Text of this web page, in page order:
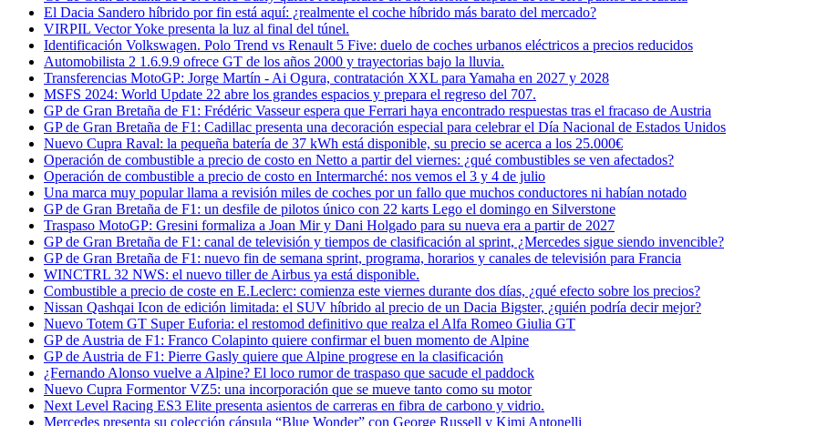
El Dacia Sandero híbrido por fin está aquí: ¿realmente el coche híbrido más barato del mercado?
VIRPIL Vector Yoke presenta la luz al final del túnel.
Identificación Volkswagen. Polo Trend vs Renault 5 Five: duelo de coches urbanos eléctricos a precios reducidos
Automobilista 2 1.6.9.9 ofrece GT de los años 2000 y trayectorias bajo la lluvia.
Transferencias MotoGP: Jorge Martín - Ai Ogura, contratación XXL para Yamaha en 2027 y 2028
MSFS 2024: World Update 22 abre los grandes espacios y prepara el regreso del 707.
GP de Gran Bretaña de F1: Frédéric Vasseur espera que Ferrari haya encontrado respuestas tras el fracaso de Austria
GP de Gran Bretaña de F1: Cadillac presenta una decoración especial para celebrar el Día Nacional de Estados Unidos
Nuevo Cupra Raval: la pequeña batería de 37 kWh está disponible, su precio se acerca a los 25.000€
Operación de combustible a precio de costo en Netto a partir del viernes: ¿qué combustibles se ven afectados?
Operación de combustible a precio de costo en Intermarché: nos vemos el 3 y 4 de julio
Una marca muy popular llama a revisión miles de coches por un fallo que muchos conductores ni habían notado
GP de Gran Bretaña de F1: un desfile de pilotos único con 22 karts Lego el domingo en Silverstone
Traspaso MotoGP: Gresini formaliza a Joan Mir y Dani Holgado para su nueva era a partir de 2027
GP de Gran Bretaña de F1: canal de televisión y tiempos de clasificación al sprint, ¿Mercedes sigue siendo invencible?
GP de Gran Bretaña de F1: nuevo fin de semana sprint, programa, horarios y canales de televisión para Francia
WINCTRL 32 NWS: el nuevo tiller de Airbus ya está disponible.
Combustible a precio de coste en E.Leclerc: comienza este viernes durante dos días, ¿qué efecto sobre los precios?
Nissan Qashqai Icon de edición limitada: el SUV híbrido al precio de un Dacia Bigster, ¿quién podría decir mejor?
Nuevo Totem GT Super Euforia: el restomod definitivo que realza el Alfa Romeo Giulia GT
GP de Austria de F1: Franco Colapinto quiere confirmar el buen momento de Alpine
GP de Austria de F1: Pierre Gasly quiere que Alpine progrese en la clasificación
¿Fernando Alonso vuelve a Alpine? El loco rumor de traspaso que sacude el paddock
Nuevo Cupra Formentor VZ5: una incorporación que se mueve tanto como su motor
Next Level Racing ES3 Elite presenta asientos de carreras en fibra de carbono y vidrio.
Mercedes presenta su colección cápsula “Blue Wonder” con George Russell y Kimi Antonelli